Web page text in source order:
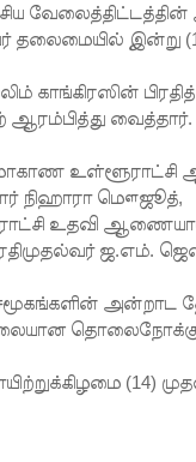
இன்று
காங்கிரஸின்
வைத்தார்.
மாகாண
நிஹாரா மௌஜூத்,
உதவி
அன்றாட
(14)